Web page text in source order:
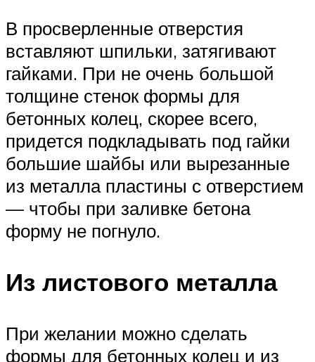
В просверленные отверстия
вставляют шпильки, затягивают
гайками. При не очень большой
толщине стенок формы для
бетонных колец, скорее всего,
придется подкладывать под гайки
большие шайбы или вырезанные
из металла пластины с отверстием
— чтобы при заливке бетона
форму не погнуло.
Из листового металла
При желании можно сделать
формы для бетонных колец и из